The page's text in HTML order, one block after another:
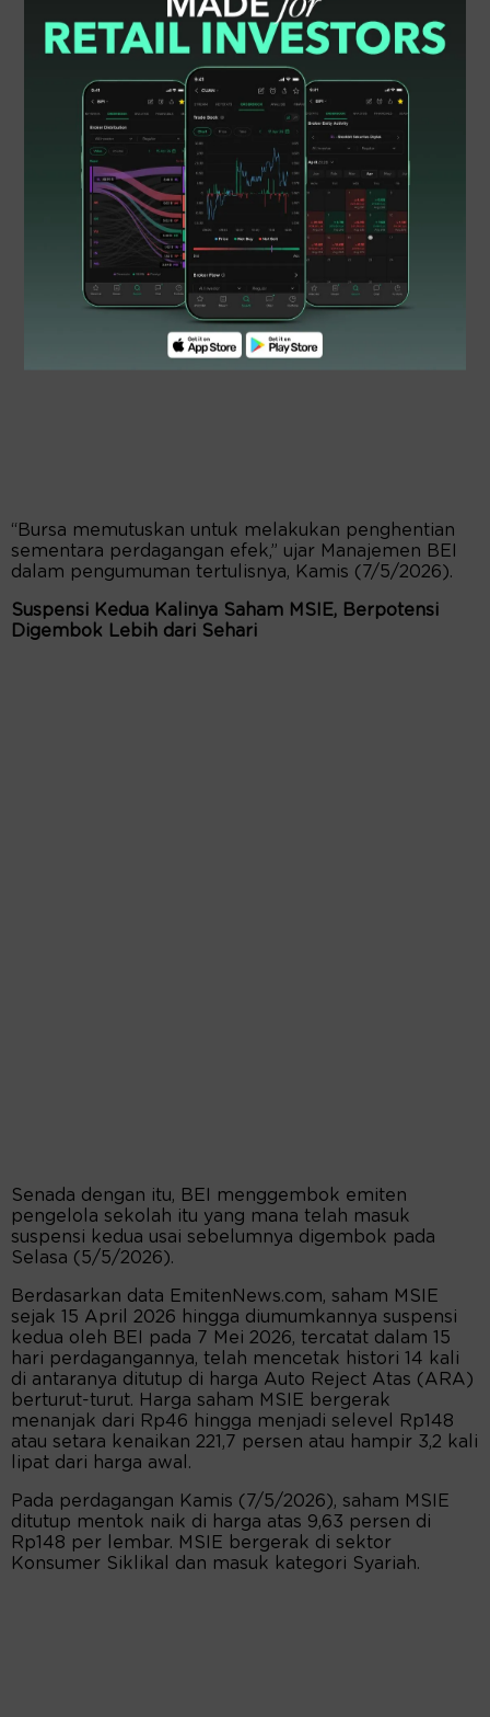
“Bursa memutuskan untuk melakukan penghentian
sementara perdagangan efek,” ujar Manajemen BEI
dalam pengumuman tertulisnya, Kamis (7/5/2026).
Suspensi Kedua Kalinya Saham MSIE, Berpotensi
Digembok Lebih dari Sehari
Senada dengan itu, BEI menggembok emiten
pengelola sekolah itu yang mana telah masuk
suspensi kedua usai sebelumnya digembok pada
Selasa (5/5/2026).
Berdasarkan data EmitenNews.com, saham MSIE
sejak 15 April 2026 hingga diumumkannya suspensi
kedua oleh BEI pada 7 Mei 2026, tercatat dalam 15
hari perdagangannya, telah mencetak histori 14 kali
di antaranya ditutup di harga Auto Reject Atas (ARA)
berturut-turut. Harga saham MSIE bergerak
menanjak dari Rp46 hingga menjadi selevel Rp148
atau setara kenaikan 221,7 persen atau hampir 3,2 kali
lipat dari harga awal.
Pada perdagangan Kamis (7/5/2026), saham MSIE
ditutup mentok naik di harga atas 9,63 persen di
Rp148 per lembar. MSIE bergerak di sektor
Konsumer Siklikal dan masuk kategori Syariah.